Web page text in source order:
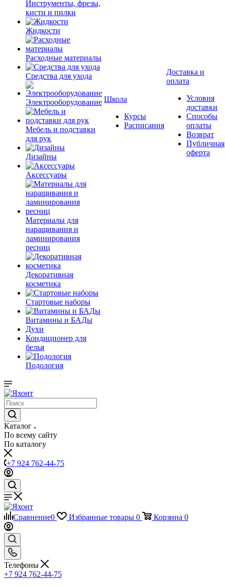
Инструменты, фрезы,
кисти и пилки
Жидкости
Расходные материалы
Средства для ухода
Электрооборудование
Мебель и подставки
для рук
Дизайны
Аксессуары
Материалы для
наращивания и
ламинирования
ресниц
Декоративная
косметика
Стартовые наборы
Витамины и БАДы
Духи
Кондиционер для
белья
Подология
Школа
Курсы
Расписания
Доставка и
оплата
Условия
доставки
Способы
оплаты
Возврат
Публичная
оферта
Каталог
По всему сайту
По каталогу
+7 924 762-44-75
Сравнение0 Избранные товары 0 Корзина 0
Телефоны
+7 924 762-44-75